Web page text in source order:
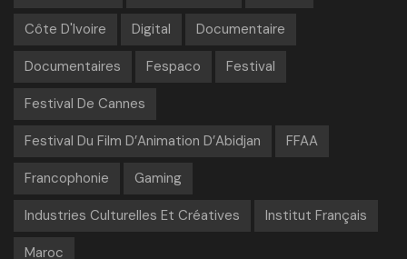
Côte D'Ivoire Digital Documentaire
Documentaires Fespaco Festival
Festival De Cannes
Festival Du Film D’Animation D’Abidjan FFAA
Francophonie Gaming
Industries Culturelles Et Créatives Institut Français
Maroc